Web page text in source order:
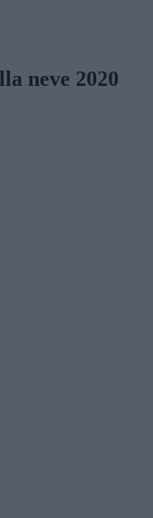
neve 2020